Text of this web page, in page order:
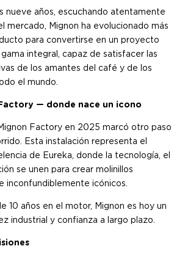
nueve años, escuchando atentamente
mercado, Mignon ha evolucionado más
para convertirse en un proyecto
integral, capaz de satisfacer las
de los amantes del café y de los
el mundo.
— donde nace un icono
Factory en 2025 marcó otro paso
Esta instalación representa el
de Eureka, donde la tecnología, el
se unen para crear molinillos
inconfundiblemente icónicos.
10 años en el motor, Mignon es hoy un
industrial y confianza a largo plazo.